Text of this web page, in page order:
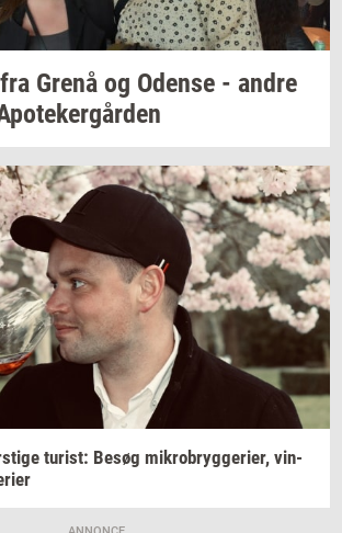
Grenå og Oden­se - andre
turist: Besøg mi­kro­bryg­ge­ri­er, vin­